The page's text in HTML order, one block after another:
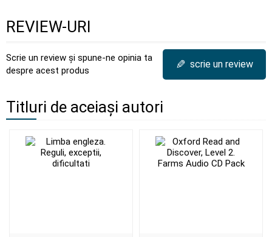
REVIEW-URI
Scrie un review și spune-ne opinia ta
despre acest produs
✎ scrie un review
Titluri de aceiași autori